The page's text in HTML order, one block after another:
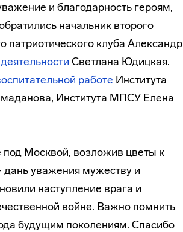
и благодарность героям,
начальник второго
патриотического клуба Александр
Светлана Юдицкая.
работе Института
Института МПСУ Елена
под Москвой, возложив цветы к
уважения мужеству и
наступление врага и
войне. Важно помнить
будущим поколениям. Спасибо